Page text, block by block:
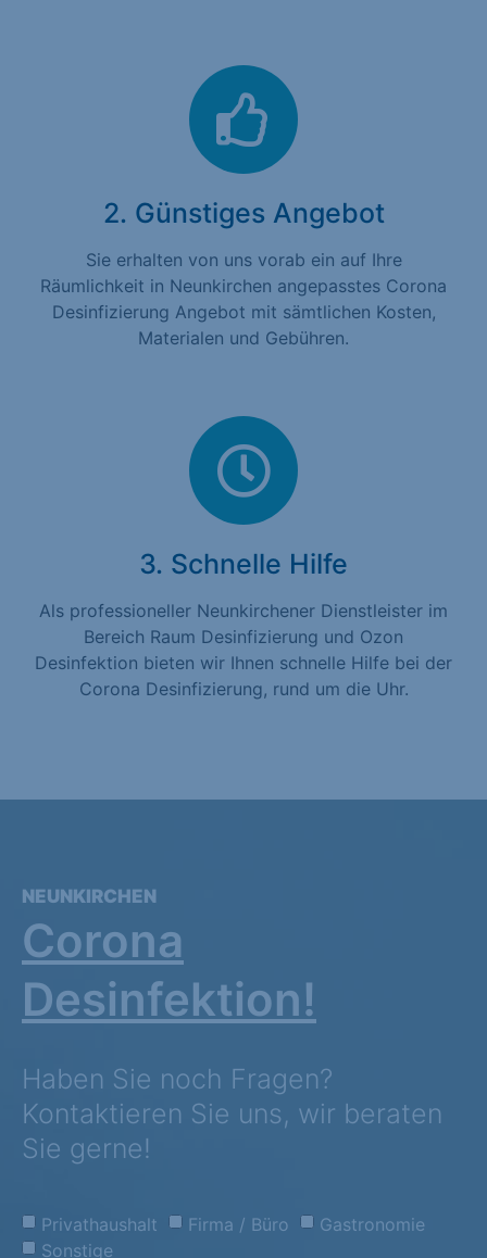
2. Günstiges Angebot
Sie erhalten von uns vorab ein auf Ihre
Räumlichkeit in Neunkirchen angepasstes Corona
Desinfizierung Angebot mit sämtlichen Kosten,
Materialen und Gebühren.
3. Schnelle Hilfe
Als professioneller Neunkirchener Dienstleister im
Bereich Raum Desinfizierung und Ozon
Desinfektion bieten wir Ihnen schnelle Hilfe bei der
Corona Desinfizierung, rund um die Uhr.
NEUNKIRCHEN
Corona
Desinfektion!
Haben Sie noch Fragen?
Kontaktieren Sie uns, wir beraten
Sie gerne!
Privathaushalt Firma / Büro
Gastronomie
Sonstige